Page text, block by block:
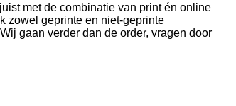
met de combinatie van print én online
zowel geprinte en niet-geprinte
gaan verder dan de order, vragen door